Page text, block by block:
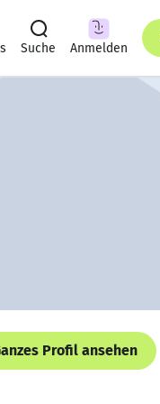
Suche Anmelden
Profil ansehen